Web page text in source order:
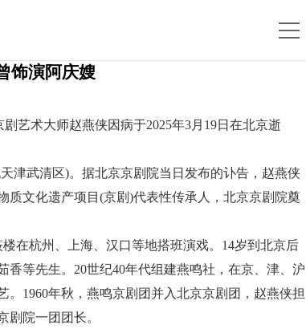
饰演阿庆嫂
艺术大师赵燕侠因病于2025年3月19日在北京逝
津武清区)。据北京京剧院当日发布的讣告，赵燕侠
质文化遗产项目(京剧)代表性传承人，北京京剧院奠
在杭州、上海、汉口等地搭班演戏。14岁到北京后
香等先生。20世纪40年代组建燕鸣社，在京、津、沪
。1960年秋，燕鸣京剧团并入北京京剧团，赵燕侠担
剧院一团团长。